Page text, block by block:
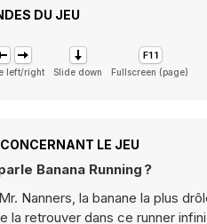
DU JEU
left/right Slide down Fullscreen (page)
LE JEU
Banana Running ?
Nanners, la banane la plus
la retrouver dans ce runner